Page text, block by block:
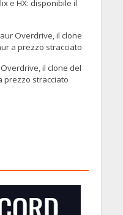
e HX: disponibile il
Overdrive, il clone
a prezzo stracciato
il clone del
prezzo stracciato